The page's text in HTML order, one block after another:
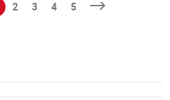
2 3 4 5